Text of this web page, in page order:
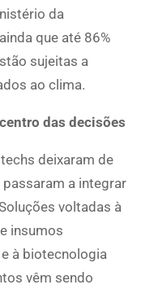
da
que até 86%
sujeitas a
ao clima.
das decisões
deixaram de
a integrar
voltadas à
insumos
à biotecnologia
vêm sendo